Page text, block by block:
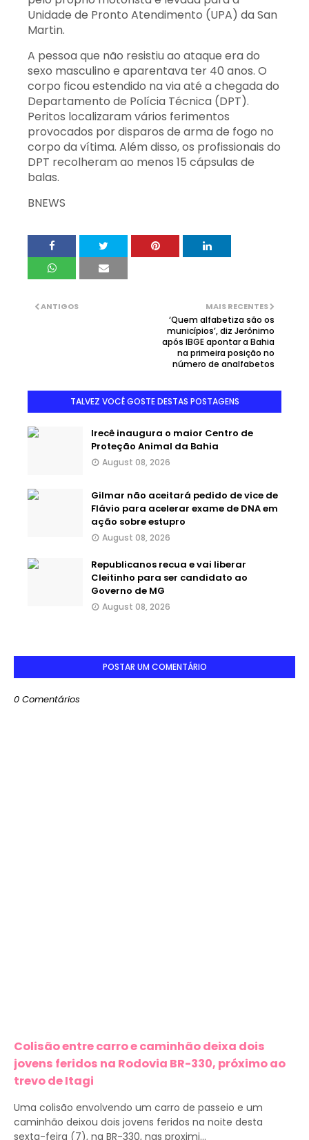
Unidade de Pronto Atendimento (UPA) da San
Martin.
A pessoa que não resistiu ao ataque era do
sexo masculino e aparentava ter 40 anos. O
corpo ficou estendido na via até a chegada do
Departamento de Polícia Técnica (DPT).
Peritos localizaram vários ferimentos
provocados por disparos de arma de fogo no
corpo da vítima. Além disso, os profissionais do
DPT recolheram ao menos 15 cápsulas de
balas.
BNEWS
MAIS RECENTES
‘Quem alfabetiza são os
municípios’, diz Jerônimo
após IBGE apontar a Bahia
na primeira posição no
número de analfabetos
ANTIGOS
TALVEZ VOCÊ GOSTE DESTAS POSTAGENS
Irecê inaugura o maior Centro de
Proteção Animal da Bahia
August 08, 2026
Gilmar não aceitará pedido de vice de
Flávio para acelerar exame de DNA em
ação sobre estupro
August 08, 2026
Republicanos recua e vai liberar
Cleitinho para ser candidato ao
Governo de MG
August 08, 2026
POSTAR UM COMENTÁRIO
0 Comentários
Colisão entre carro e caminhão deixa dois
jovens feridos na Rodovia BR-330, próximo ao
trevo de Itagi
Uma colisão envolvendo um carro de passeio e um
caminhão deixou dois jovens feridos na noite desta
sexta-feira (7), na BR-330, nas proximi...